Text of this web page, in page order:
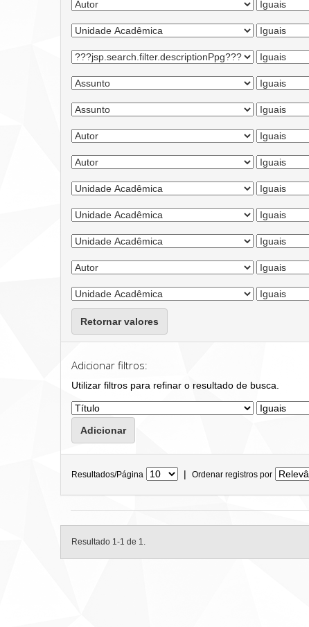
Retornar valores
Adicionar filtros:
Utilizar filtros para refinar o resultado de busca.
Resultados/Página | Ordenar registros por
Resultado 1-1 de 1.